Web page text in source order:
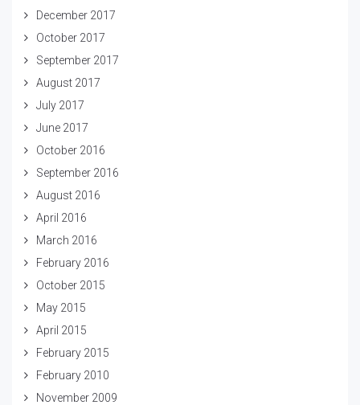
December 2017
October 2017
September 2017
August 2017
July 2017
June 2017
October 2016
September 2016
August 2016
April 2016
March 2016
February 2016
October 2015
May 2015
April 2015
February 2015
February 2010
November 2009